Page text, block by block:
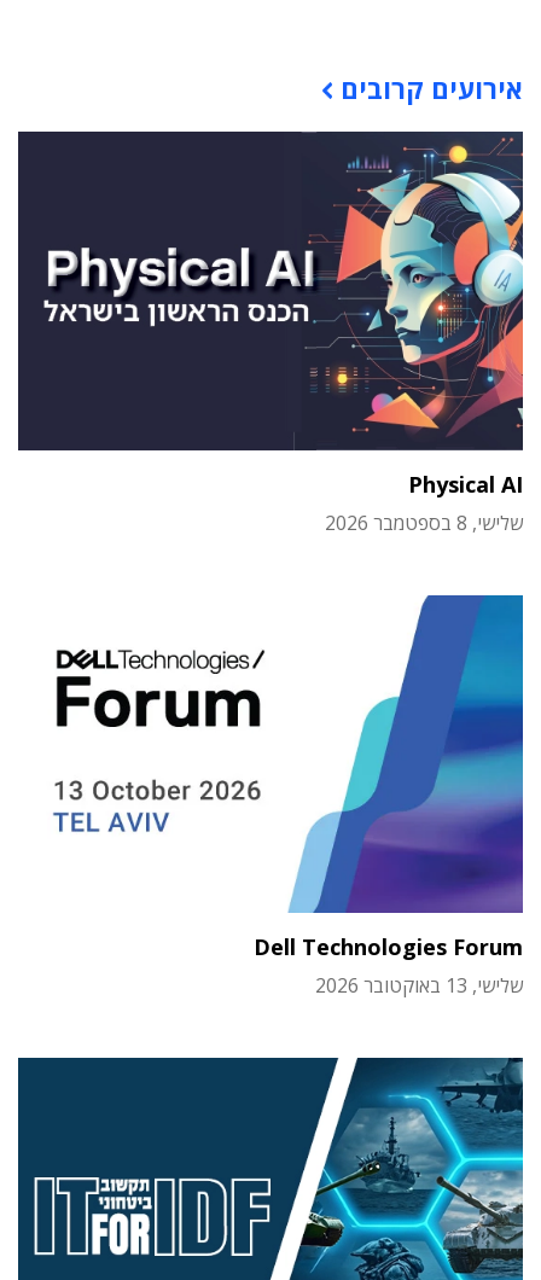
אירועים קרובים
Physical AI
שלישי, 8 בספטמבר 2026
Dell Technologies Forum
שלישי, 13 באוקטובר 2026